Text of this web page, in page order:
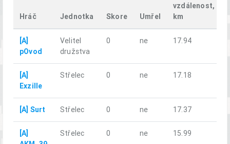
Hráč Jednotka Skore Umřel
vzdálenost,
km
[A]
pOvod
Velitel
družstva
0 ne 17.94
[A]
Exzille
Střelec 0 ne 17.18
[A] Surt Střelec 0 ne 17.37
[A]
Střelec 0 ne 15.99